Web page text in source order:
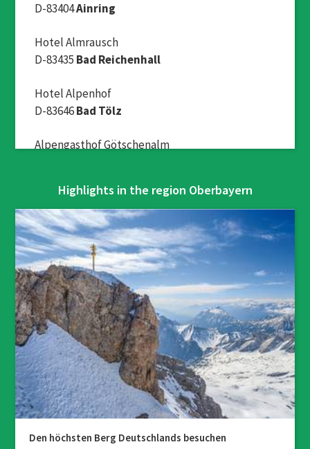
D-83404Ainring
Hotel Almrausch
D-83435 Bad Reichenhall
Hotel Alpenhof
D-83646Bad Tölz
Alpengasthof Götschenalm
Hotel am Badersee
D-82491Grainau
Hotel Garni DER BICHLERHOF
D-82481Mittenwald
Anbietergemeinschaft Urlaub auf dem
Bauernhof im Chiemgau
D-83365Nußdorf
Ferienwohnanlage Brünnstein
D-83080Oberaudorf
Hotel AlpenSonne
D-83324Ruhpolding
Highlights in the region Oberbayern
Den höchsten Berg Deutschlands besuchen